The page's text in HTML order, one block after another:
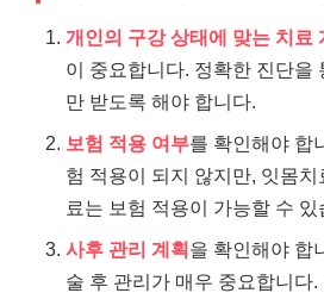
개인의 구강 상태에 맞는 치료
이 중요합니다. 정확한 진단을
만 받도록 해야 합니다.
보험 적용 여부를 확인해야 합
험 적용이 되지 않지만, 잇몸
료는 보험 적용이 가능할 수 있
사후 관리 계획을 확인해야 합
술 후 관리가 매우 중요합니다